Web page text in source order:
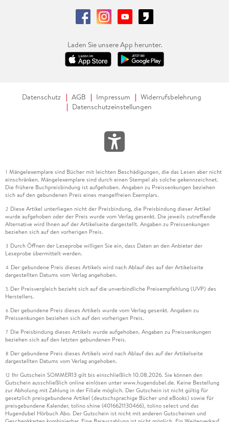
Laden Sie unsere App herunter.
Datenschutz AGB Impressum
Widerrufsbelehrung
Datenschutzeinstellungen
1 Mängelexemplare sind Bücher mit leichten Beschädigungen, die das Lesen aber nicht
einschränken. Mängelexemplare sind durch einen Stempel als solche gekennzeichnet.
Die frühere Buchpreisbindung ist aufgehoben. Angaben zu Preissenkungen beziehen
sich auf den gebundenen Preis eines mangelfreien Exemplars.
2 Diese Artikel unterliegen nicht der Preisbindung, die Preisbindung dieser Artikel
wurde aufgehoben oder der Preis wurde vom Verlag gesenkt. Die jeweils zutreffende
Alternative wird Ihnen auf der Artikelseite dargestellt. Angaben zu Preissenkungen
beziehen sich auf den vorherigen Preis.
3 Durch Öffnen der Leseprobe willigen Sie ein, dass Daten an den Anbieter der
Leseprobe übermittelt werden.
4 Der gebundene Preis dieses Artikels wird nach Ablauf des auf der Artikelseite
dargestellten Datums vom Verlag angehoben.
5 Der Preisvergleich bezieht sich auf die unverbindliche Preisempfehlung (UVP) des
Herstellers.
6 Der gebundene Preis dieses Artikels wurde vom Verlag gesenkt. Angaben zu
Preissenkungen beziehen sich auf den vorherigen Preis.
7 Die Preisbindung dieses Artikels wurde aufgehoben. Angaben zu Preissenkungen
beziehen sich auf den letzten gebundenen Preis.
8 Der gebundene Preis dieses Artikels wird nach Ablauf des auf der Artikelseite
dargestellten Datums vom Verlag angehoben.
12 Ihr Gutschein SOMMER13 gilt bis einschließlich 10.08.2026. Sie können den
Gutschein ausschließlich online einlösen unter www.hugendubel.de. Keine Bestellung
zur Abholung mit Zahlung in der Filiale möglich. Der Gutschein ist nicht gültig für
gesetzlich preisgebundene Artikel (deutschsprachige Bücher und eBooks) sowie für
preisgebundene Kalender, tolino shine (4016621130466), tolino select und das
Hugendubel Hörbuch Abo. Der Gutschein ist nicht mit anderen Gutscheinen und